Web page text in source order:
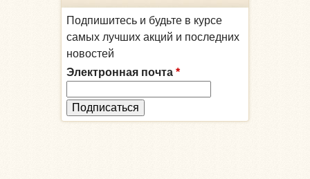
Подпишитесь и будьте в курсе
самых лучших акций и последних
новостей
Электронная почта *